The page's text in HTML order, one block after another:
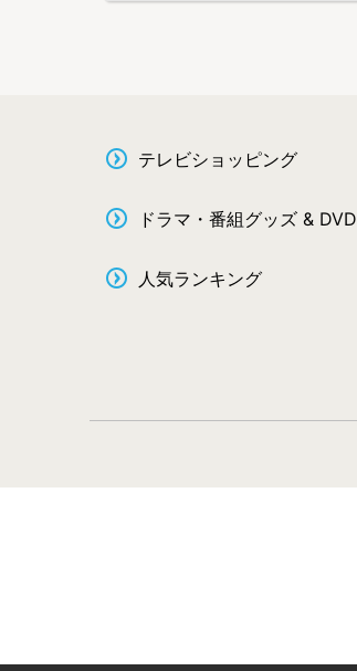
テレビショッピング
ドラマ・番組グッズ & DVD
人気ランキング